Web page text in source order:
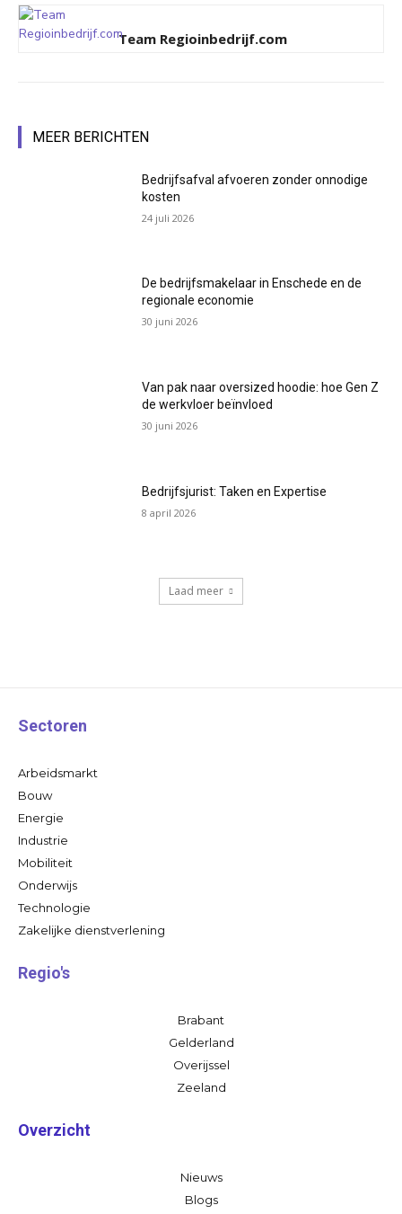
Team Regioinbedrijf.com
MEER BERICHTEN
Bedrijfsafval afvoeren zonder onnodige
kosten
24 juli 2026
De bedrijfsmakelaar in Enschede en de
regionale economie
30 juni 2026
Van pak naar oversized hoodie: hoe Gen Z
de werkvloer beïnvloed
30 juni 2026
Bedrijfsjurist: Taken en Expertise
8 april 2026
Laad meer
Sectoren
Arbeidsmarkt
Bouw
Energie
Industrie
Mobiliteit
Onderwijs
Technologie
Zakelijke dienstverlening
Regio's
Brabant
Gelderland
Overijssel
Zeeland
Overzicht
Nieuws
Blogs